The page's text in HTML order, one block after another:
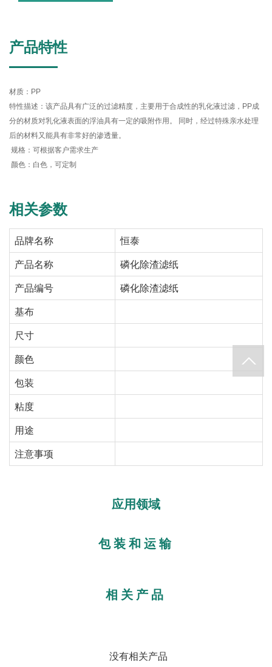
产品特性
材质：PP
特性描述 ： 该产品具有广泛的过滤精度，主要用于合成性的乳化液过滤， PP成
分的材质对乳化液表面的浮油具有一定的吸附作用。 同时，经过特殊亲水处理
后的材料又能具有非常好的渗透量。
规格：可根据客户需求生产
颜色： 白色 ，可定制
相关参数
品牌名称
恒泰
产品名称
磷化除渣滤纸
产品编号
磷化除渣滤纸
基布
尺寸
颜色
包装
粘度
用途
注意事项
应用领域
包装和运输
相关产品
没有相关产品